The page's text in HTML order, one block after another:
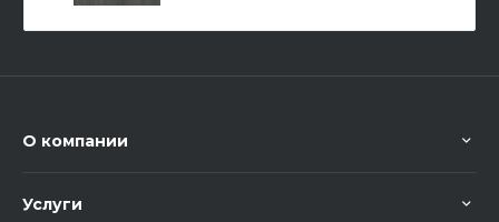
О компании
Услуги